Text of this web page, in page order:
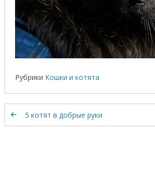
Рубрики Кошки и котята
5 котят в добрые руки